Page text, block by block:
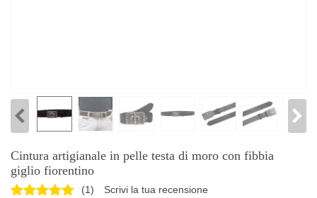
Cintura artigianale in pelle testa di moro con fibbia
giglio fiorentino
(1)
Scrivi la tua recensione